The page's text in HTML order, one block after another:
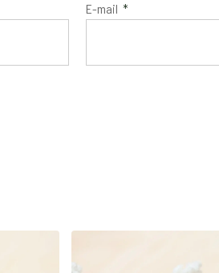
E-mail*